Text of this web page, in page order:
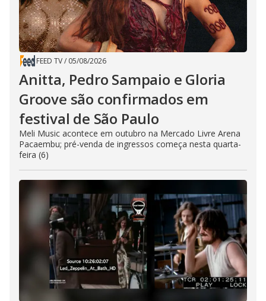
FEED TV/ 05/08/2026
Anitta, Pedro Sampaio e Gloria
Groove são confirmados em
festival de São Paulo
Meli Music acontece em outubro na Mercado Livre Arena
Pacaembu; pré-venda de ingressos começa nesta quarta-
feira (6)